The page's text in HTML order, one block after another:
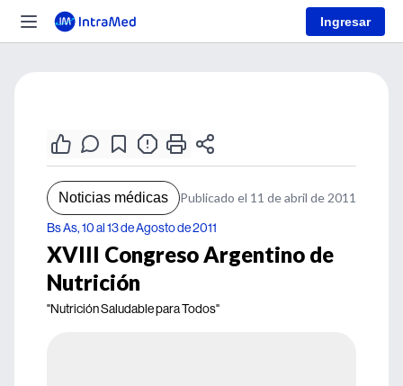
Ingresar
Noticias médicas Publicado el 11 de abril de 2011
Bs As, 10 al 13 de Agosto de 2011
XVIII Congreso Argentino de
Nutrición
"Nutrición Saludable para Todos"